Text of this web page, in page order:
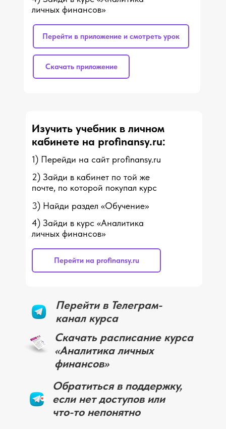
Перейти в Телеграм-
канал курса
Скачать расписание курса
«Аналитика личных
финансов»
Обратиться в поддержку,
если нет доступов или
что-то непонятно
1) Перейди на сайт profinansy.ru
2) Зайди в кабинет по той же
почте, по которой покупал курс
3) Найди раздел «Обучение»
4) Зайди в курс «Аналитика
личных финансов»
Изучить учебник в личном
кабинете на profinansy.ru:
личных финансов»
Перейти на profinansy.ru
Перейти в приложение и смотреть урок
Скачать приложение